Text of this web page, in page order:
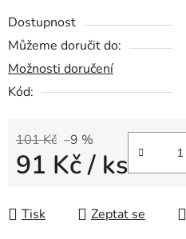
Dostupnost
Můžeme doručit do:
Možnosti doručení
Kód:
101 Kč –9 %
91 Kč/ ks
Tisk Zeptat se